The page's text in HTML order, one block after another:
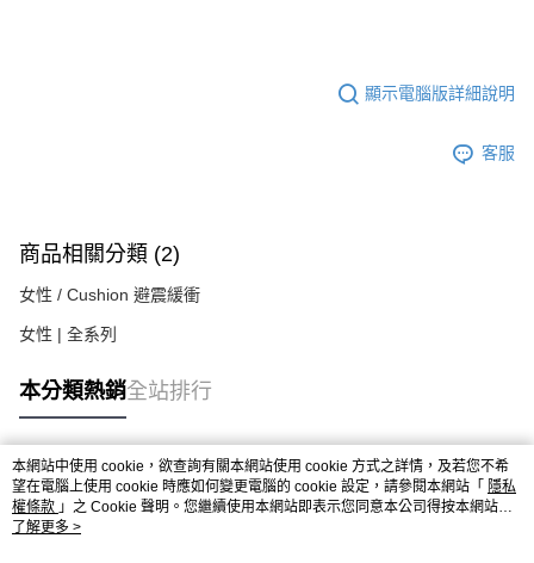
顯示電腦版詳細說明
客服
商品相關分類 (2)
女性 / Cushion 避震緩衝
女性 | 全系列
本分類熱銷全站排行
熱門標籤
本網站中使用 cookie，欲查詢有關本網站使用 cookie 方式之詳情，及若您不希
望在電腦上使用 cookie 時應如何變更電腦的 cookie 設定，請參閱本網站「 隱私
權條款 」之 Cookie 聲明。您繼續使用本網站即表示您同意本公司得按本網站使
用條款之 Cookie 聲明使用 cookie。
了解更多 >